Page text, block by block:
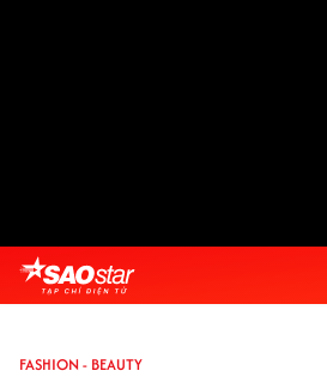
FASHION - BEAUTY